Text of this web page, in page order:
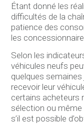
Étant donné les
difficultés de la
patience des
les
Selon les
véhicules neufs
quelques
recevoir leur
certains acheteurs
sélection ou même
s’il est possible